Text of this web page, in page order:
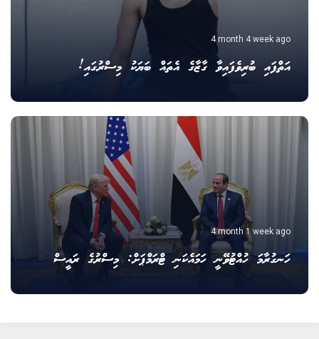
4 month 4 week ago
އަތްފައި ބުރިވެފައިވާ ގާޒާގެ އެތައް ބަޔަކު މިސްރުގައި!
4 month 1 week ago
ހަނގުރާމަ ހުއްޓުވޭނީ ހަމައެކަނި ޓްރަމްޕަށް: މިސްރުގެ ރައީސް